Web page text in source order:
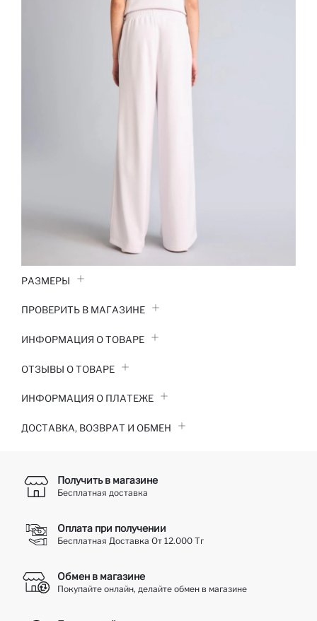
РАЗМЕРЫ
ПРОВЕРИТЬ В МАГАЗИНЕ
ИНФОРМАЦИЯ О ТОВАРЕ
ОТЗЫВЫ О ТОВАРЕ
ИНФОРМАЦИЯ О ПЛАТЕЖЕ
ДОСТАВКА, ВОЗВРАТ И ОБМЕН
Получить в магазине
Бесплатная доставка
Оплата при получении
Бесплатная Доставка От 12.000 Тг
Обмен в магазине
Покупайте онлайн, делайте обмен в магазине